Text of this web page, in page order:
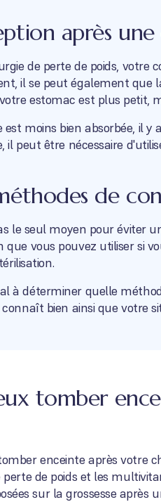
après
de perte de poids, votre
il se peut également que
estomac est plus petit,
moins bien absorbée, il y
il peut être nécessaire
de
le seul moyen pour éviter
que vous pouvez utiliser si
à déterminer quelle
bien ainsi que votre
tomber
enceinte après votre
de poids et les
sur la grossesse après